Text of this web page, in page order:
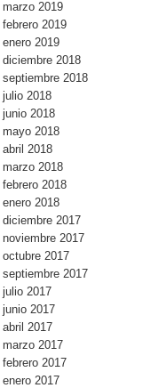
marzo 2019
febrero 2019
enero 2019
diciembre 2018
septiembre 2018
julio 2018
junio 2018
mayo 2018
abril 2018
marzo 2018
febrero 2018
enero 2018
diciembre 2017
noviembre 2017
octubre 2017
septiembre 2017
julio 2017
junio 2017
abril 2017
marzo 2017
febrero 2017
enero 2017